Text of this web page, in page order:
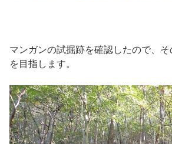
マンガンの試掘跡を確認したので、
を目指します。